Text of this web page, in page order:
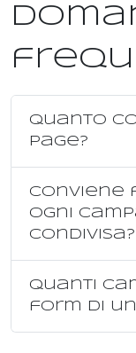
Quanto
page?
Conviene
ogni
condivisa?
Quanti
form di